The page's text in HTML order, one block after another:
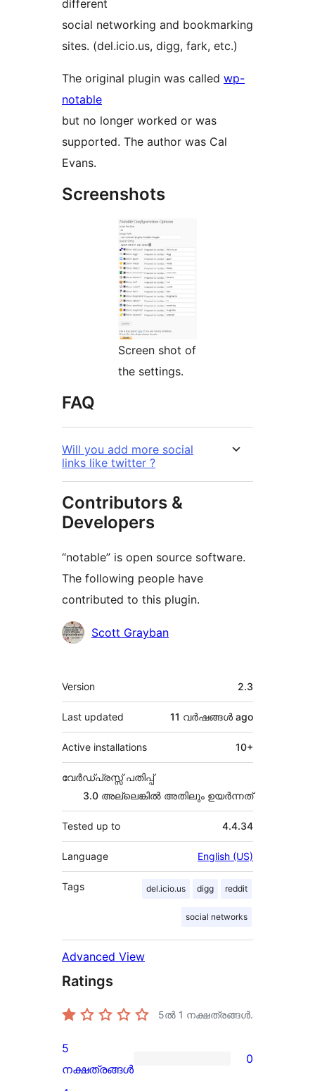
different
social networking and bookmarking
sites. (del.icio.us, digg, fark, etc.)
The original plugin was called wp-
notable
but no longer worked or was
supported. The author was Cal
Evans.
Screenshots
Screen shot of
the settings.
FAQ
Will you add more social
links like twitter ?
Contributors &
Developers
“notable” is open source software.
The following people have
contributed to this plugin.
Contributors
Scott Grayban
Meta
Version 2.3
Last updated 11 വര്‍ഷങ്ങള്‍ ago
Active installations 10+
വേർഡ്പ്രസ്സ് പതിപ്പ്
3.0 അല്ലെങ്കില്‍ അതിലും ഉയര്‍ന്നത്
Tested up to 4.4.34
Language English (US)
Tags del.icio.us digg reddit
social networks
Advanced View
Ratings
5ൽ 1 നക്ഷത്രങ്ങൾ.
0
5
നക്ഷത്രങ്ങൾ
0